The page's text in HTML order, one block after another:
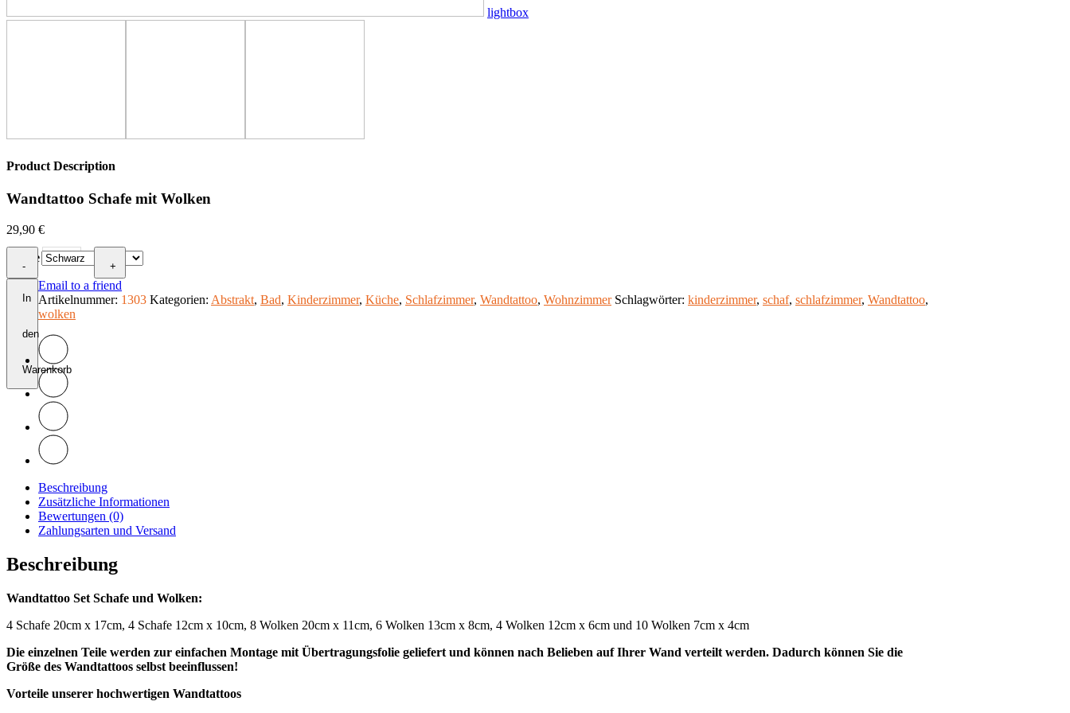
lightbox
Product Description
Wandtattoo Schafe mit Wolken
29,90 €
Farbe
-
Wandtattoo
Schafe
mit
Wolken
Menge
+
In
den
Warenkorb
Email to a friend
Artikelnummer: 1303 Kategorien: Abstrakt, Bad, Kinderzimmer, Küche, Schlafzimmer, Wandtattoo, Wohnzimmer Schlagwörter: kinderzimmer, schaf, schlafzimmer, Wandtattoo,
wolken
Beschreibung
Zusätzliche Informationen
Bewertungen (0)
Zahlungsarten und Versand
Beschreibung
Wandtattoo Set Schafe und Wolken:
4 Schafe 20cm x 17cm, 4 Schafe 12cm x 10cm, 8 Wolken 20cm x 11cm, 6 Wolken 13cm x 8cm, 4 Wolken 12cm x 6cm und 10 Wolken 7cm x 4cm
Die einzelnen Teile werden zur einfachen Montage mit Übertragungsfolie geliefert und können nach Belieben auf Ihrer Wand verteilt werden. Dadurch können Sie die
Größe des Wandtattoos selbst beeinflussen!
Vorteile unserer hochwertigen Wandtattoos